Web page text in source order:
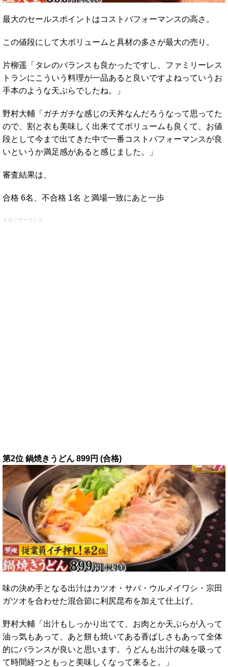
最大のセールスポイントはコストパフォーマンスの高さ。
この値段にして大ボリュームと具材の多さが最大の売り。
片柳遥「タレのバランスも良かったですし、ファミリーレス
トランにこういう料理が一品あると良いですよねっていうお
手本のような天ぷらでしたね。」
野村大輔「ガチガチな感じの天丼なんだろうなって思ってた
ので、割と衣も美味しく出来ててボリュームも良くて、お値
段として今まで出てきた中で一番コストパフォーマンスが良
いというか満足感があると感じました。」
審査結果は、
合格 6名、不合格 1名 と満場一致にあと一歩
スポンサーリンク
第2位 鍋焼きうどん 899円 (合格)
味の決め手となる出汁はカツオ・サバ・ウルメイワシ・宗田
ガツオを合わせた混合節に利尻昆布を加えて仕上げ。
野村大輔「出汁もしっかり出てて、お肉とか天ぷらが入って
油っ気もあって、あと餅も焼いてある香ばしさもあって全体
的にバランスが良いと思います。うどんも出汁の味を吸って
て時間経つともっと美味しくなって来ると。」